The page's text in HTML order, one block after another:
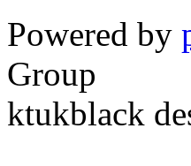
Powered by
Group
ktukblack